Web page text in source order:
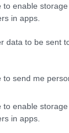
to enable
in apps.
data to be sent
send me
to enable
in apps.
első
már a